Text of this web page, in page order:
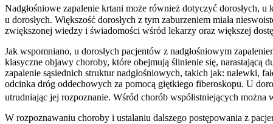
Nadgłośniowe zapalenie krtani może również dotyczyć dorosłych,
u dorosłych. Większość dorosłych z tym zaburzeniem miała
zwiększonej wiedzy i świadomości wśród lekarzy oraz większej
Jak wspomniano, u dorosłych pacjentów z nadgłośniowym
klasyczne objawy choroby, które obejmują ślinienie się, narastającą
zapalenie sąsiednich struktur nadgłośniowych, takich jak: nalewki,
odcinka dróg oddechowych za pomocą giętkiego fiberoskopu. U
utrudniając jej rozpoznanie. Wśród chorób współistniejących
W rozpoznawaniu choroby i ustalaniu dalszego postępowania z